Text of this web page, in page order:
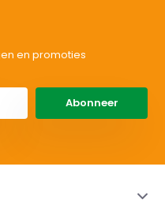
en promoties
Abonneer